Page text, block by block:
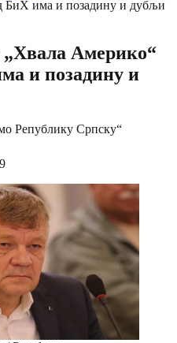
БиХ има и позадину и дубљи
Америко“
и позадину и
Републику Српску“